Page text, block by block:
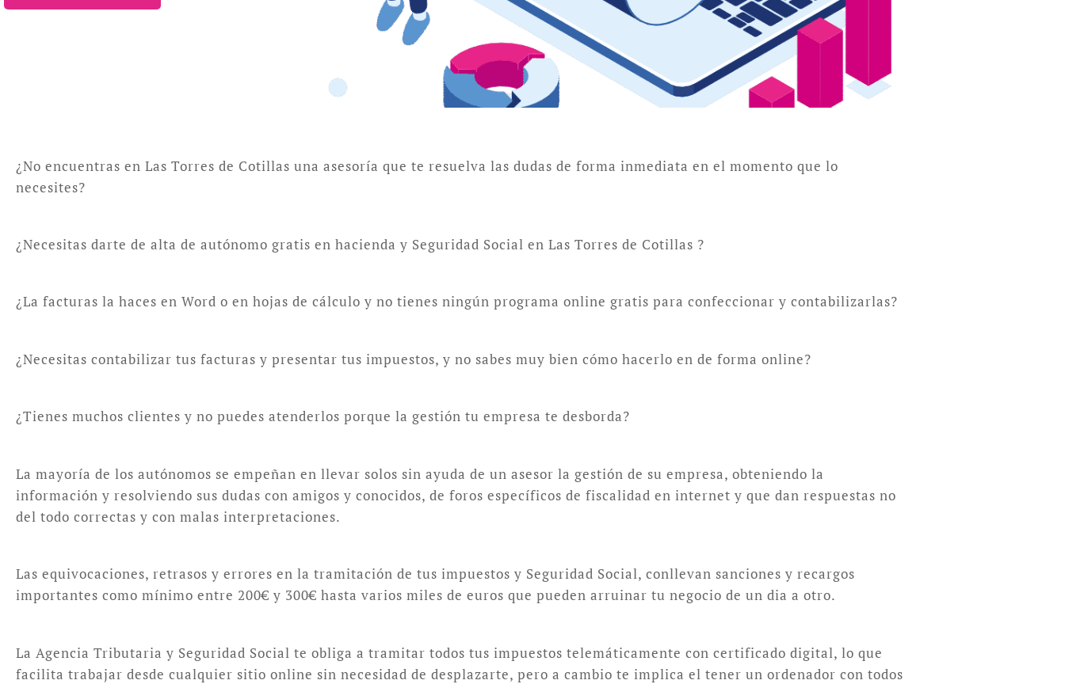
¿No encuentras en Las Torres de Cotillas una asesoría que te resuelva las dudas de forma inmediata en el momento que lo
necesites?
¿Necesitas darte de alta de autónomo gratis en hacienda y Seguridad Social en Las Torres de Cotillas ?
¿La facturas la haces en Word o en hojas de cálculo y no tienes ningún programa online gratis para confeccionar y contabilizarlas?
¿Necesitas contabilizar tus facturas y presentar tus impuestos, y no sabes muy bien cómo hacerlo en de forma online?
¿Tienes muchos clientes y no puedes atenderlos porque la gestión tu empresa te desborda?
La mayoría de los autónomos se empeñan en llevar solos sin ayuda de un asesor la gestión de su empresa, obteniendo la
información y resolviendo sus dudas con amigos y conocidos, de foros específicos de fiscalidad en internet y que dan respuestas no
del todo correctas y con malas interpretaciones.
Las equivocaciones, retrasos y errores en la tramitación de tus impuestos y Seguridad Social, conllevan sanciones y recargos
importantes como mínimo entre 200€ y 300€ hasta varios miles de euros que pueden arruinar tu negocio de un dia a otro.
La Agencia Tributaria y Seguridad Social te obliga a tramitar todos tus impuestos telemáticamente con certificado digital, lo que
facilita trabajar desde cualquier sitio online sin necesidad de desplazarte, pero a cambio te implica el tener un ordenador con todos